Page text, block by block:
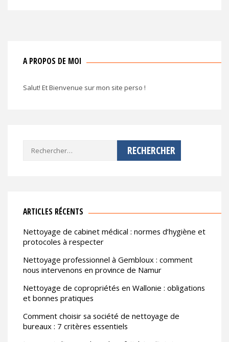
A PROPOS DE MOI
Salut! Et Bienvenue sur mon site perso !
Rechercher :
ARTICLES RÉCENTS
Nettoyage de cabinet médical : normes d’hygiène et
protocoles à respecter
Nettoyage professionnel à Gembloux : comment
nous intervenons en province de Namur
Nettoyage de copropriétés en Wallonie : obligations
et bonnes pratiques
Comment choisir sa société de nettoyage de
bureaux : 7 critères essentiels